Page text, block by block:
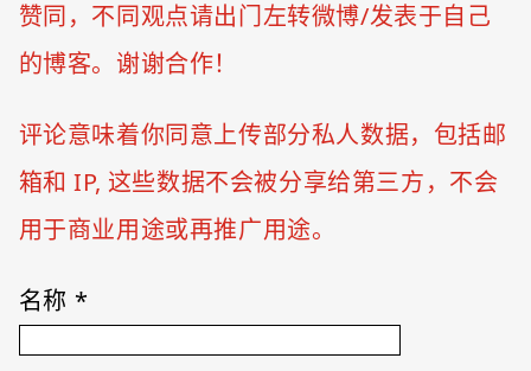
赞同，不同观点请出门左转微博/发表于自己
的博客。谢谢合作！
评论意味着你同意上传部分私人数据，包括邮
箱和 IP, 这些数据不会被分享给第三方，不会
用于商业用途或再推广用途。
名称 *